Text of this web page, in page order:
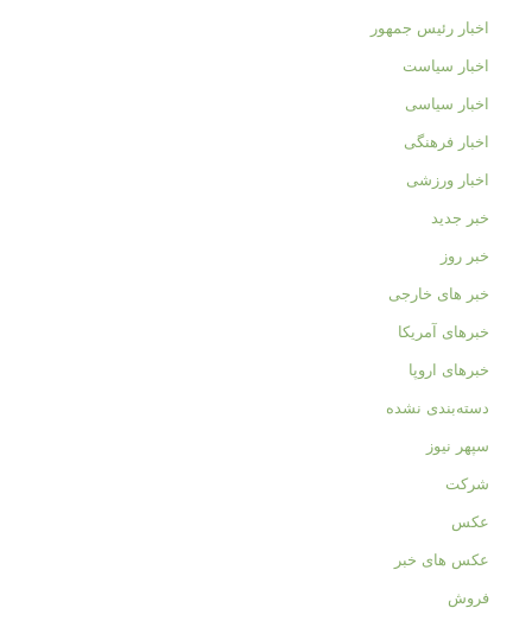
اخبار رئیس جمهور
اخبار سیاست
اخبار سیاسی
اخبار فرهنگی
اخبار ورزشی
خبر جدید
خبر روز
خبر های خارجی
خبرهای آمریکا
خبرهای اروپا
دسته‌بندی نشده
سپهر نیوز
شرکت
عکس
عکس های خبر
فروش